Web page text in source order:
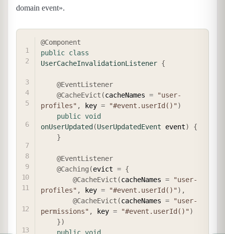
domain event».
@Component
public class
UserCacheInvalidationListener {
@EventListener
@CacheEvict (cacheNames =
"user-
profiles" , key = "#event.userId()")
public void
onUserUpdated (UserUpdatedEvent event)
{
}
@EventListener
@Caching (evict = {
@CacheEvict (cacheNames =
"user-
profiles" , key = "#event.userId()") ,
@CacheEvict (cacheNames =
"user-
permissions" , key = "#event.userId()")
})